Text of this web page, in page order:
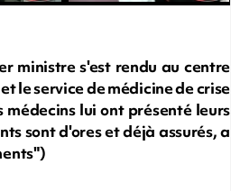
ministre s'est rendu au centre
le service de médicine de crise
lui ont présenté leurs
sont d'ores et déjà assurés, a